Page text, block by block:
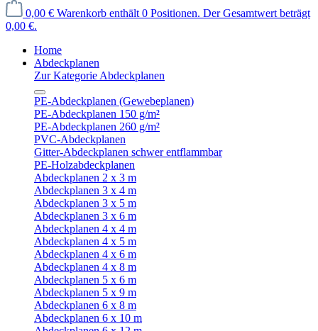
0,00 € Warenkorb enthält 0 Positionen. Der Gesamtwert beträgt
0,00 €.
Home
Abdeckplanen
Zur Kategorie Abdeckplanen
PE-Abdeckplanen (Gewebeplanen)
PE-Abdeckplanen 150 g/m²
PE-Abdeckplanen 260 g/m²
PVC-Abdeckplanen
Gitter-Abdeckplanen schwer entflammbar
PE-Holzabdeckplanen
Abdeckplanen 2 x 3 m
Abdeckplanen 3 x 4 m
Abdeckplanen 3 x 5 m
Abdeckplanen 3 x 6 m
Abdeckplanen 4 x 4 m
Abdeckplanen 4 x 5 m
Abdeckplanen 4 x 6 m
Abdeckplanen 4 x 8 m
Abdeckplanen 5 x 6 m
Abdeckplanen 5 x 9 m
Abdeckplanen 6 x 8 m
Abdeckplanen 6 x 10 m